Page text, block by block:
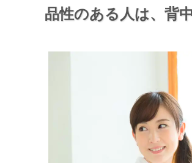
品性のある人は、 背